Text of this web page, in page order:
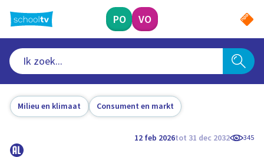
naar
hoofdinhoud
PO VO
Milieu en klimaat Consument en markt
12 feb 2026tot 31 dec 2032 345